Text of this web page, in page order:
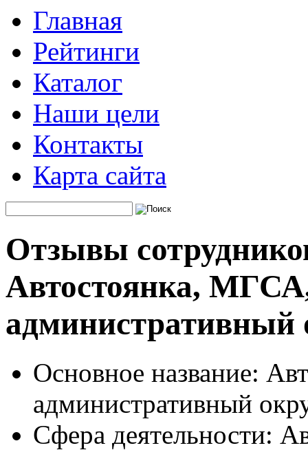
Главная
Рейтинги
Каталог
Наши цели
Контакты
Карта сайта
Отзывы
Автостоянка,
административный
Основное название:
административный
Сфера деятельности: